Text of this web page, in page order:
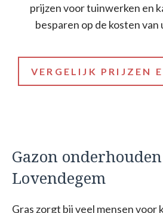
prijzen voor tuinwerken en
besparen op de kosten
VERGELIJK PRIJZEN
Gazon
Lovendegem
Gras zorgt bij veel mensen voor